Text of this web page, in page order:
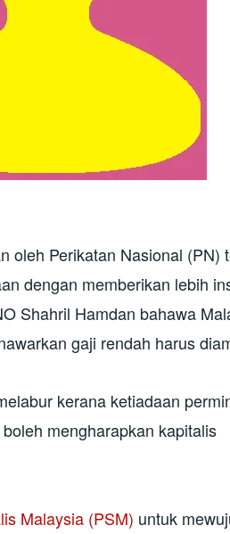
oleh Perikatan Nasional (PN)
dengan memberikan lebih
Shahril Hamdan bahawa
gaji rendah harus
kerana ketiadaan
mengharapkan kapitalis
Malaysia (PSM) untuk